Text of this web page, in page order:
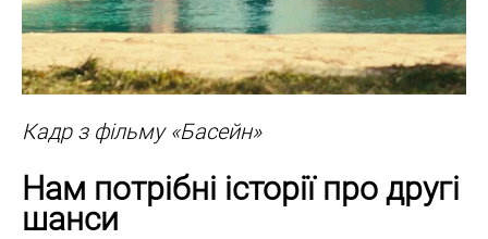
Кадр з фільму «Басейн»
Нам потрібні історії про другі
шанси